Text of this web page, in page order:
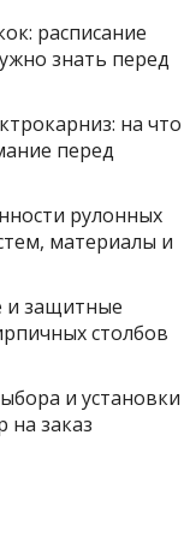
расписание
знать перед
на что
перед
рулонных
материалы и
и защитные
столбов
и установки
на заказ